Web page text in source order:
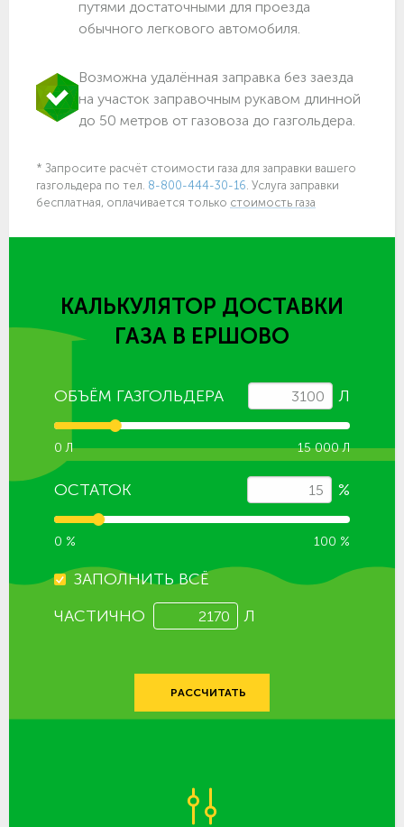
путями достаточными для проезда
обычного легкового автомобиля.
Возможна удалённая заправка без заезда
на участок заправочным рукавом длинной
до 50 метров от газовоза до газгольдера.
* Запросите расчёт стоимости газа для заправки вашего
газгольдера по тел. 8-800-444-30-16. Услуга заправки
бесплатная, оплачивается только стоимость газа
КАЛЬКУЛЯТОР ДОСТАВКИ
ГАЗА В ЕРШОВО
ОБЪЁМ ГАЗГОЛЬДЕРА Л
0 Л 15 000 Л
ОСТАТОК %
0 % 100 %
ЗАПОЛНИТЬ ВСЁ
ЧАСТИЧНО
Л
РАССЧИТАТЬ